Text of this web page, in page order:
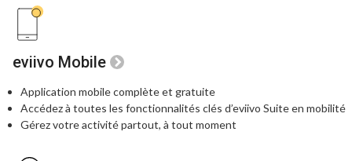
eviivo Mobile
Application mobile complète et gratuite
Accédez à toutes les fonctionnalités clés d’eviivo Suite en mobilité
Gérez votre activité partout, à tout moment